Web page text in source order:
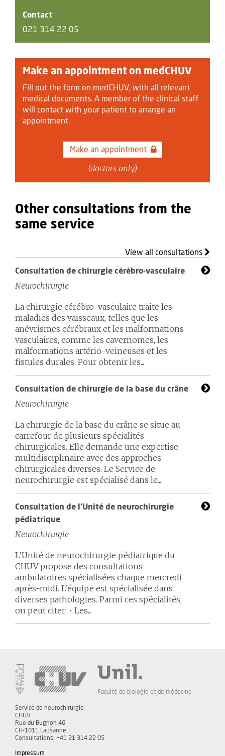
Contact
021 314 22 05
Make an appointment on medCHUV
Fill out the form on medCHUV, with all relevant
medical documents. A member of the clinical staff
will contact with your patient to arrange an
appointment.
Make an appointment
(doctors only)
Other consultations from the
same service
View all consultations
Consultation de chirurgie cérébro-vasculaire
Neurochirurgie
La chirurgie cérébro-vasculaire traite les
maladies des vaisseaux, telles que les
anévrismes cérébraux et les malformations
vasculaires, comme les cavernomes, les
malformations artério-veineuses et les
fistules durales. Pour obtenir les...
Consultation de chirurgie de la base du crâne
Neurochirurgie
La chirurgie de la base du crâne se situe au
carrefour de plusieurs spécialités
chirurgicales. Elle demande une expertise
multidisciplinaire avec des approches
chirurgicales diverses. Le Service de
neurochirurgie est spécialisé dans le...
Consultation de l’Unité de neurochirurgie
pédiatrique
Neurochirurgie
L’Unité de neurochirurgie pédiatrique du
CHUV propose des consultations
ambulatoires spécialisées chaque mercredi
après-midi. L’équipe est spécialisée dans
diverses pathologies. Parmi ces spécialités,
on peut citer: • Les...
Faculté de biologie et de médecine
Service de neurochirurgie
CHUV
Rue du Bugnon 46
CH-1011 Lausanne
Consultations: +41 21 314 22 05
Impressum